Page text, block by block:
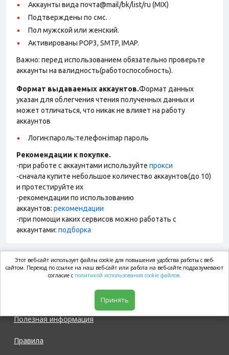
Аккаунты вида почта@mail/bk/list/ru (MIX)
Подтверждены по смс.
Пол мужской или женский.
Активированы POP3, SMTP, IMAP.
Важно: перед использованием обязательно проверьте
аккаунты на валидность(работоспособность).
Формат выдаваемых аккаунтов.Формат данных
указан для облегчения чтения полученных данных и
может отличаться, что никак не влияет на работу
аккаунтов
Логин:пароль:телефон:imap пароль
Рекомендации к покупке.
-при работе с аккаунтами используйте прокси
-сначала купите небольшое количество аккаунтов(до 10)
и протестируйте их
-рекомендации по использованию
аккаунтов: рекомендации
-при помощи каких сервисов можно работать с
аккаунтами: подборка
market.com
Полезная информация
Правила
Этот веб-сайт использует файлы cookie для повышения удобства работы с веб-
сайтом. Переход по ссылке на наш веб-сайт или работа на веб-сайте подразумевают
согласие с политикой использования cookie файлов.
Принять